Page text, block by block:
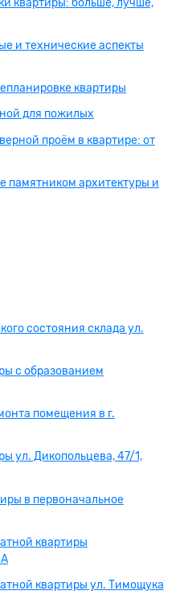
и технические аспекты
квартиры
для пожилых
проём в квартире: от
памятником архитектуры и
состояния склада ул.
с образованием
помещения в г.
ул. Дикопольцева, 47/1,
в первоначальное
квартиры
квартиры ул. Тимощука